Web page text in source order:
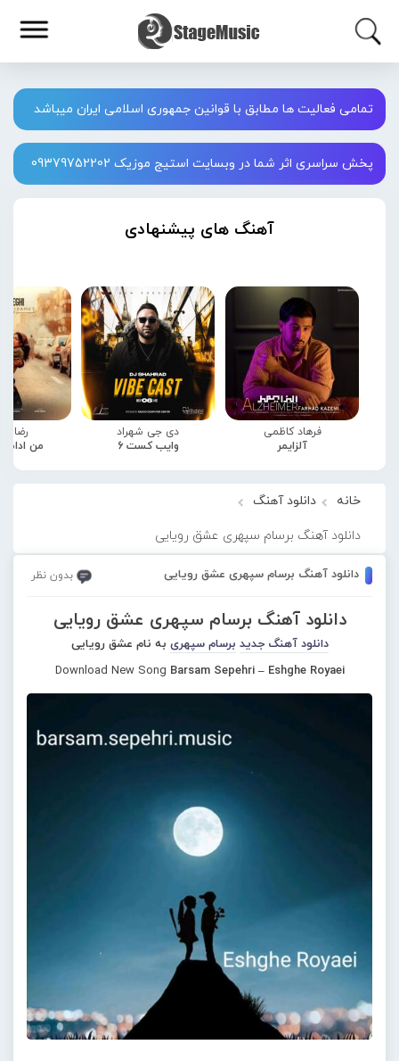
تمامی فعالیت ها مطابق با قوانین جمهوری اسلامی ایران میباشد
پخش سراسری اثر شما در وبسایت استیج موزیک 09379752202
آهنگ های پیشنهادی
فرهاد کاظمی
آلزایمر
دی جی شهراد
وایب کست 6
رضا
من
خانه دانلود آهنگ
دانلود آهنگ برسام سپهری عشق رویایی
دانلود آهنگ برسام سپهری عشق رویایی بدون نظر
دانلود آهنگ برسام سپهری عشق رویایی
دانلود آهنگ جدید برسام سپهری به نام عشق رویایی
Download New Song Barsam Sepehri – Eshghe Royaei